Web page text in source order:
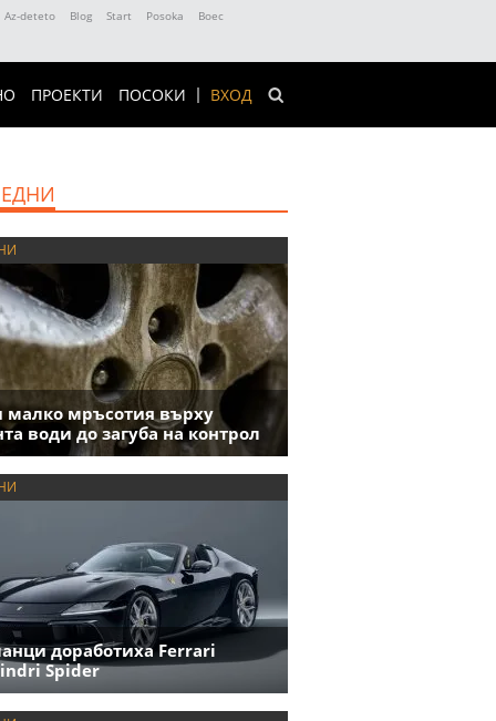
Az-deteto Blog Start Posoka
Boec
ВХОД
ПРОЕКТИ ПОСОКИ
малко мръсотия върху
води до загуба на контрол
доработиха Ferrari
Spider